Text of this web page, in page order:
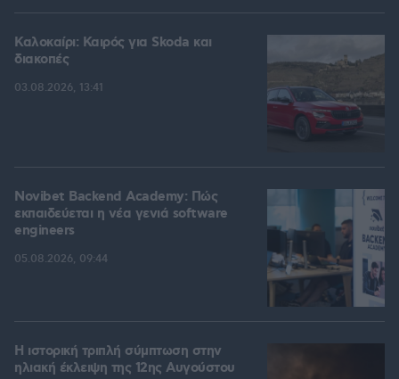
Καλοκαίρι: Καιρός για Skoda και
διακοπές
03.08.2026, 13:41
Novibet Backend Academy: Πώς
εκπαιδεύεται η νέα γενιά software
engineers
05.08.2026, 09:44
Η ιστορική τριπλή σύμπτωση στην
ηλιακή έκλειψη της 12ης Αυγούστου